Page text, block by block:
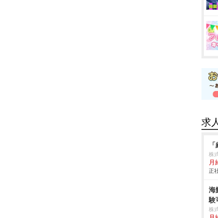
求
株
月
正
海
験
株